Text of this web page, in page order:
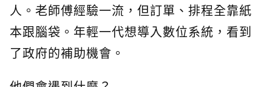
人。老師傅經驗一流，但訂單、排程全靠紙
本跟腦袋。年輕一代想導入數位系統，看到
了政府的補助機會。